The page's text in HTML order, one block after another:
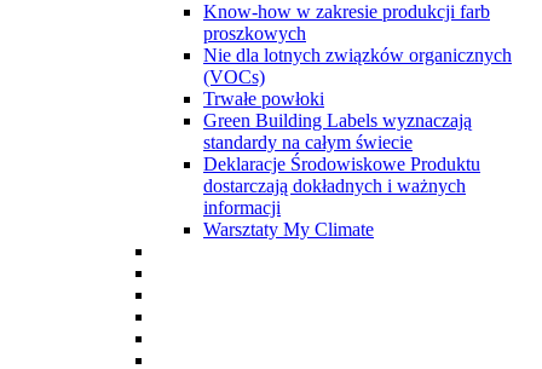
Know-how w zakresie produkcji farb
proszkowych
Nie dla lotnych związków organicznych
(VOCs)
Trwałe powłoki
Green Building Labels wyznaczają
standardy na całym świecie
Deklaracje Środowiskowe Produktu
dostarczają dokładnych i ważnych
informacji
Warsztaty My Climate